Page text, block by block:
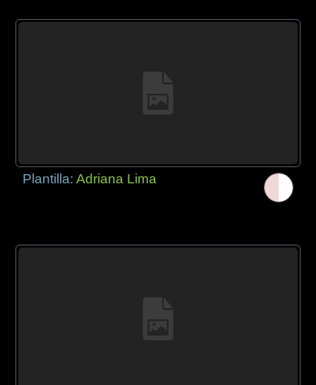
Plantilla:Adriana Lima